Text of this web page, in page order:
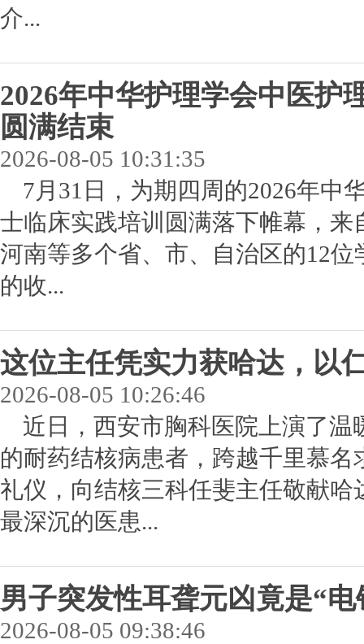
介...
2026年中华护理学会中医护
圆满结束
2026-08-05 10:31:35
7月31日，为期四周的2026年中
士临床实践培训圆满落下帷幕，
河南等多个省、市、自治区的12
的收...
这位主任凭实力获哈达，以
2026-08-05 10:26:46
近日，西安市胸科医院上演了
的耐药结核病患者，跨越千里慕
礼仪，向结核三科任斐主任敬献
最深沉的医患...
男子突发性耳聋元凶竟是“
2026-08-05 09:38:46